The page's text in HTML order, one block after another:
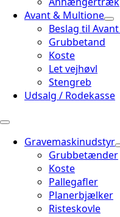
Avant & Multione
Beslag til
Grubbetand
Koste
Let vejhøvl
Stengreb
Udsalg / Rodekasse
Gravemaskinudstyr
Grubbetænder
Koste
Pallegafler
Planerbjælker
Risteskovle